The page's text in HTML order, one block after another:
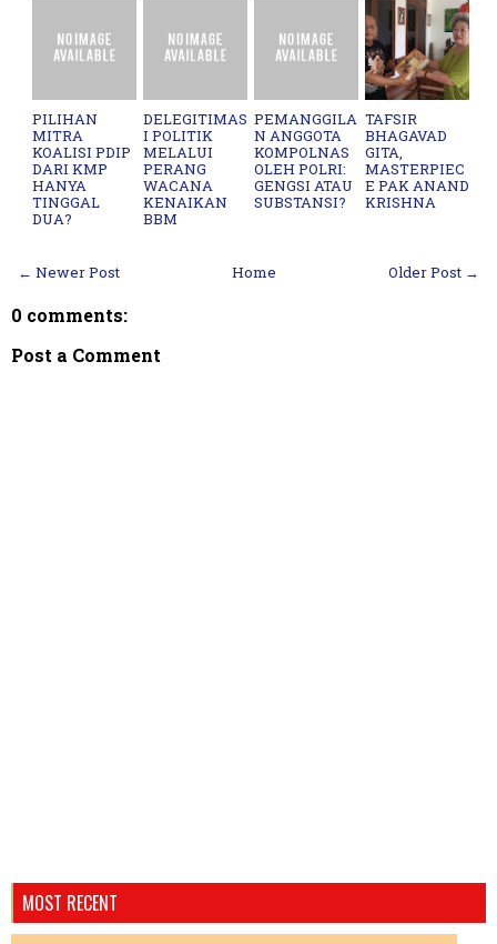
PILIHAN
MITRA
KOALISI PDIP
DARI KMP
HANYA
TINGGAL
DUA?
DELEGITIMAS
I POLITIK
MELALUI
PERANG
WACANA
KENAIKAN
BBM
PEMANGGILA
N ANGGOTA
KOMPOLNAS
OLEH POLRI:
GENGSI ATAU
SUBSTANSI?
TAFSIR
BHAGAVAD
GITA,
MASTERPIEC
E PAK ANAND
KRISHNA
← Newer Post Older Post →
Home
0 comments:
Post a Comment
MOST RECENT